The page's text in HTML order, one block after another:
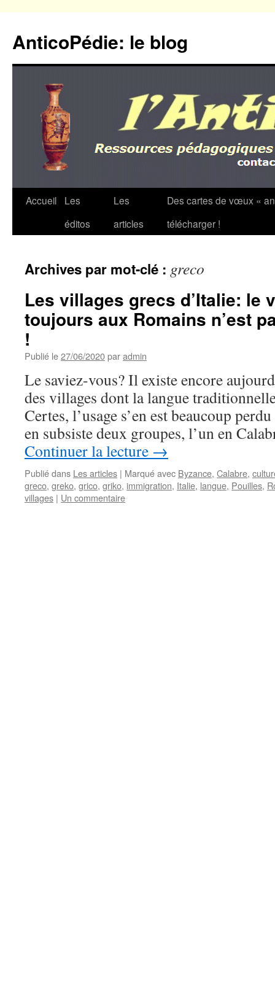
contenu
AnticoPédie: le blog
Accueil
Les
éditos
Les
articles
Des cartes de vœux «
télécharger !
Archives par mot-clé : greco
Les villages grecs d’Italie: le
toujours aux Romains n’est
!
Publié le27/06/2020paradmin
Le saviez-vous? Il existe encore
des villages dont la langue
Certes, l’usage s’en est beaucoup
en subsiste deux groupes, l’un en
Continuer la lecture →
Publié dans Les articles | Marqué avec Byzance, Calabre,
greco, greko, grico, griko, immigration, Italie, langue, Pouilles,
villages | Un commentaire